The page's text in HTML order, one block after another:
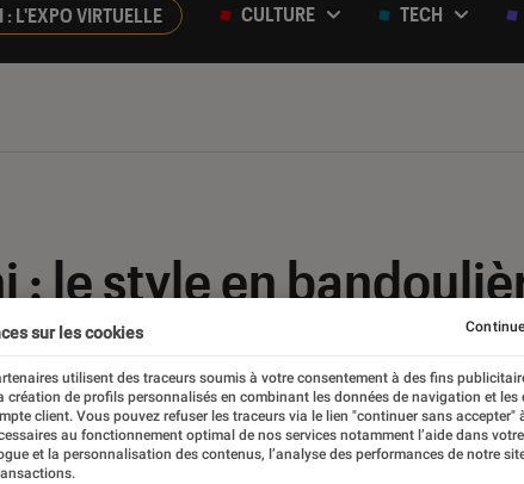
: L'EXPO VIRTUELLE CULTURE TECH
: le style en
sur les cookies
utilisent des traceurs soumis à votre consentement à des fins
création de profils personnalisés en combinant les données de navigation et les
client. Vous pouvez refuser les traceurs via le lien "continuer sans accepter"
au fonctionnement optimal de nos services notamment l’aide dans
et la personnalisation des contenus, l’analyse des performances de notre